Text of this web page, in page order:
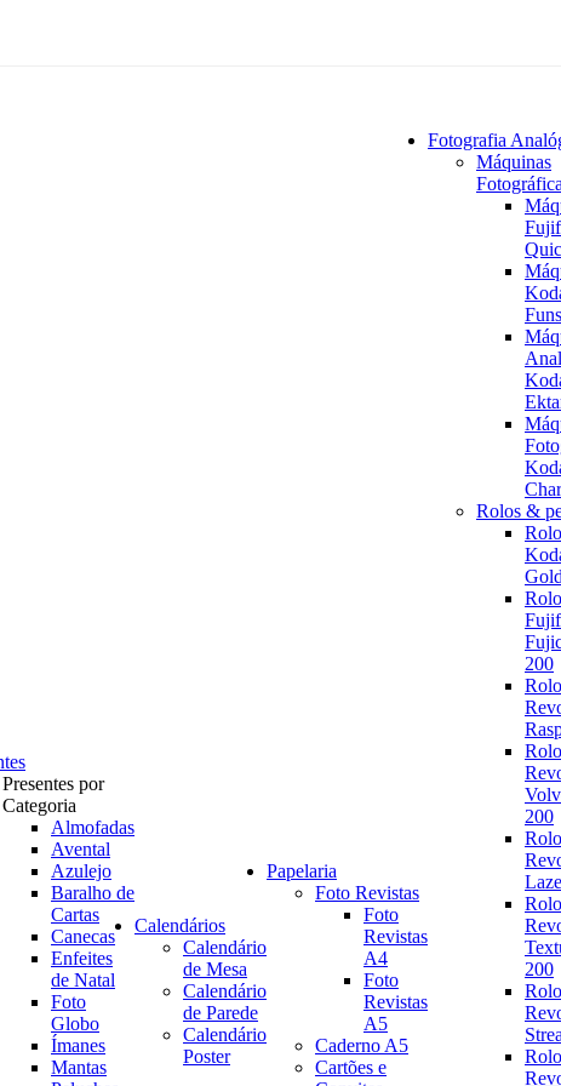
Presentes por
Categoria
Almofadas
Avental
Azulejo
Baralho de
Cartas
Canecas
Enfeites
de Natal
Foto
Globo
Ímanes
Mantas
Calendários
Calendário
de Mesa
Calendário
de Parede
Calendário
Poster
Papelaria
Foto Revistas
Foto
Revistas
A4
Foto
Revistas
A5
Caderno A5
Cartões e
Fotografia
Máquinas
Rolos &
Rolo
Rolo
200
Rolo
Rolo
200
Rolo
Rolo
200
Rolo
Rolo